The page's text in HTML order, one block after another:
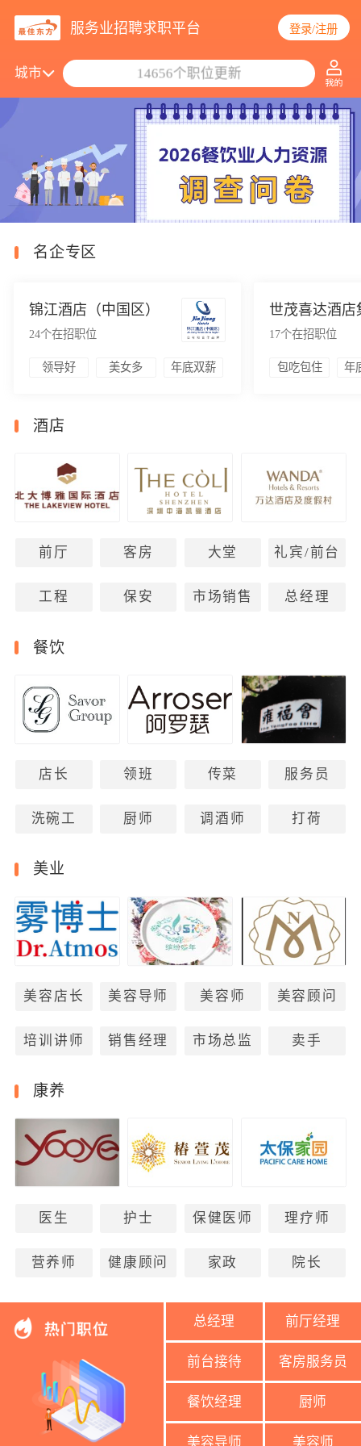
服务业招聘求职平台 登录/注册
城市
14656个职位更新
名企专区
锦江酒店（中国区）
24个在招职位
领导好 美女多 年底双薪
世茂喜达酒店
17个在招职位
包吃包住 年
酒店
前厅 客房 大堂 礼宾/前台
工程 保安 市场销售 总经理
餐饮
店长 领班 传菜 服务员
洗碗工 厨师 调酒师 打荷
美业
美容店长 美容导师 美容师 美容顾问
培训讲师 销售经理 市场总监 卖手
康养
医生 护士 保健医师 理疗师
营养师 健康顾问 家政 院长
总经理 前厅经理
前台接待 客房服务员
餐饮经理 厨师
美容导师 美容师